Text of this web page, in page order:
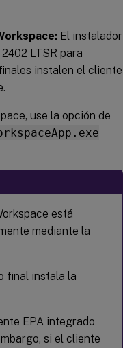
El instalador
LTSR para
instalen el cliente
use la opción de
está
mediante la
final instala la
EPA integrado
si el cliente